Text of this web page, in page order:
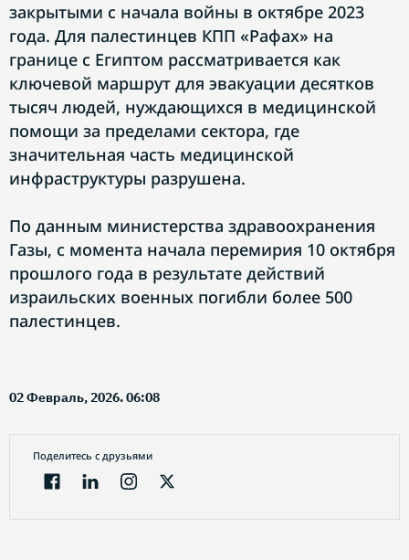
закрытыми с начала войны в октябре 2023
года. Для палестинцев КПП «Рафах» на
границе с Египтом рассматривается как
ключевой маршрут для эвакуации десятков
тысяч людей, нуждающихся в медицинской
помощи за пределами сектора, где
значительная часть медицинской
инфраструктуры разрушена.
По данным министерства здравоохранения
Газы, с момента начала перемирия 10 октября
прошлого года в результате действий
израильских военных погибли более 500
палестинцев.
02 Февраль, 2026. 06:08
Поделитесь с друзьями